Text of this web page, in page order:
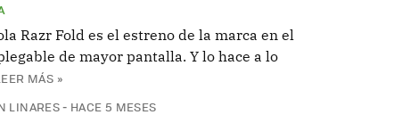
Razr Fold es el estreno de la marca en el
de mayor pantalla. Y lo hace a lo
MÁS »
LINARES HACE 5 MESES